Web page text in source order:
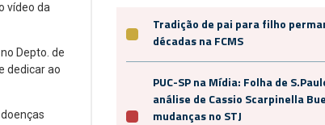
vídeo da
Depto. de
dedicar ao
Tradição de pai para filho
décadas na FCMS
PUC-SP na Mídia: Folha de
análise de Cassio Scarpinella
mudanças no STJ